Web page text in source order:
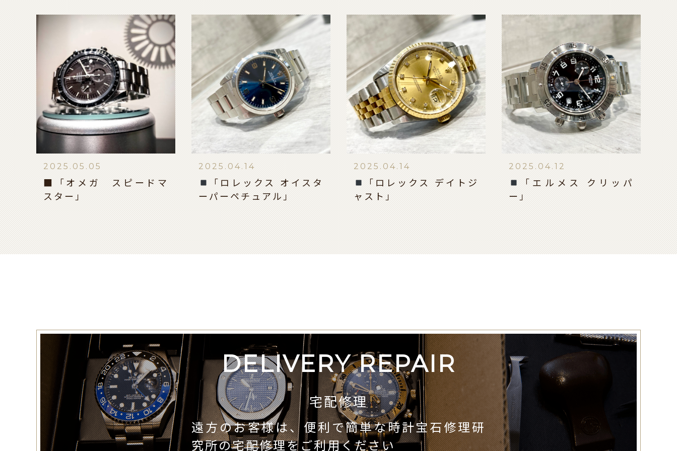
2025.05.05
■「オメガ スピードマ
スター」
2025.04.14
「ロレックス オイスタ
ーパーペチュアル」
2025.04.14
「ロレックス デイトジ
ャスト」
2025.04.12
「エルメス クリッパ
ー」
DELIVERY REPAIR
宅配修理
遠方のお客様は、便利で簡単な時計宝石修理研
究所の宅配修理をご利用ください